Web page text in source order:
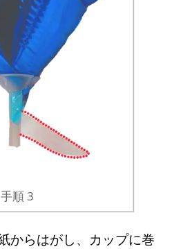
手順 3
からはがし、カップに巻